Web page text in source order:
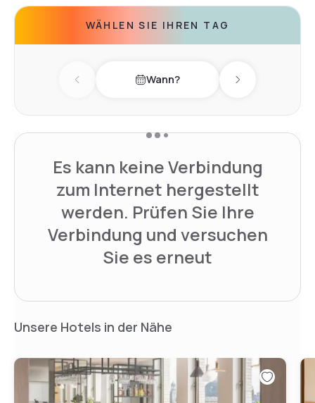
WÄHLEN SIE IHREN TAG
Previous day Wann? Next day
Es kann keine Verbindung
zum Internet hergestellt
werden. Prüfen Sie Ihre
Verbindung und versuchen
Sie es erneut
Unsere Hotels in der Nähe